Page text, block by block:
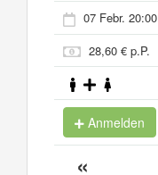
07 Febr. 20:00
28,60 € p.P.
Anmelden
«